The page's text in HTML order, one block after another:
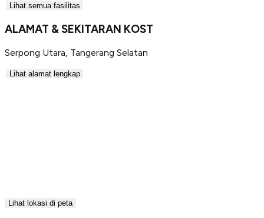
Lihat semua fasilitas
ALAMAT & SEKITARAN KOST
Serpong Utara Tangerang Selatan
Lihat alamat lengkap
Lihat lokasi di peta